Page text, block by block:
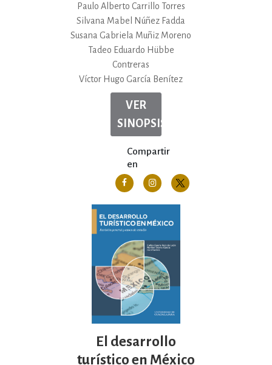
Paulo Alberto Carrillo Torres
Silvana Mabel Núñez Fadda
Susana Gabriela Muñiz Moreno
Tadeo Eduardo Hübbe
Contreras
Víctor Hugo García Benítez
VER
SINOPSIS
Compartir
en
El desarrollo
turístico en México